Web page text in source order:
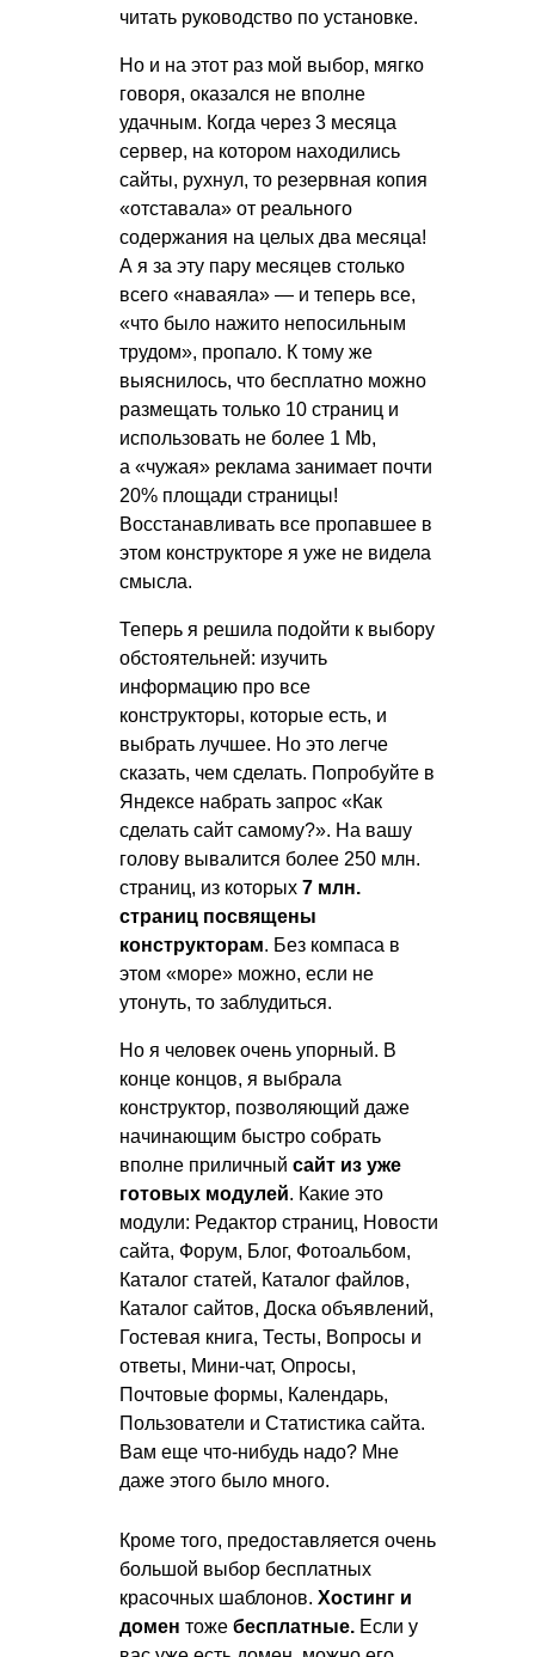
читать руководство по установке.
Но и на этот раз мой выбор, мягко
говоря, оказался не вполне
удачным. Когда через 3 месяца
сервер, на котором находились
сайты, рухнул, то резервная копия
«отставала» от реального
содержания на целых два месяца!
А я за эту пару месяцев столько
всего «наваяла» — и теперь все,
«что было нажито непосильным
трудом», пропало. К тому же
выяснилось, что бесплатно можно
размещать только 10 страниц и
использовать не более 1 Mb,
а «чужая» реклама занимает почти
20% площади страницы!
Восстанавливать все пропавшее в
этом конструкторе я уже не видела
смысла.
Теперь я решила подойти к выбору
обстоятельней: изучить
информацию про все
конструкторы, которые есть, и
выбрать лучшее. Но это легче
сказать, чем сделать. Попробуйте в
Яндексе набрать запрос «Как
сделать сайт самому?». На вашу
голову вывалится более 250 млн.
страниц, из которых 7 млн.
страниц посвящены
конструкторам. Без компаса в
этом «море» можно, если не
утонуть, то заблудиться.
Но я человек очень упорный. В
конце концов, я выбрала
конструктор, позволяющий даже
начинающим быстро собрать
вполне приличный сайт из уже
готовых модулей. Какие это
модули: Редактор страниц, Новости
сайта, Форум, Блог, Фотоальбом,
Каталог статей, Каталог файлов,
Каталог сайтов, Доска объявлений,
Гостевая книга, Тесты, Вопросы и
ответы, Мини-чат, Опросы,
Почтовые формы, Календарь,
Пользователи и Статистика сайта.
Вам еще что-нибудь надо? Мне
даже этого было много.
Кроме того, предоставляется очень
большой выбор бесплатных
красочных шаблонов. Хостинг и
домен тоже бесплатные. Если у